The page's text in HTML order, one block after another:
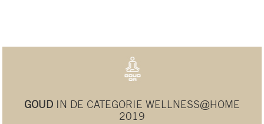
GOUDIN DE CATEGORIE WELLNESS@HOME
2019